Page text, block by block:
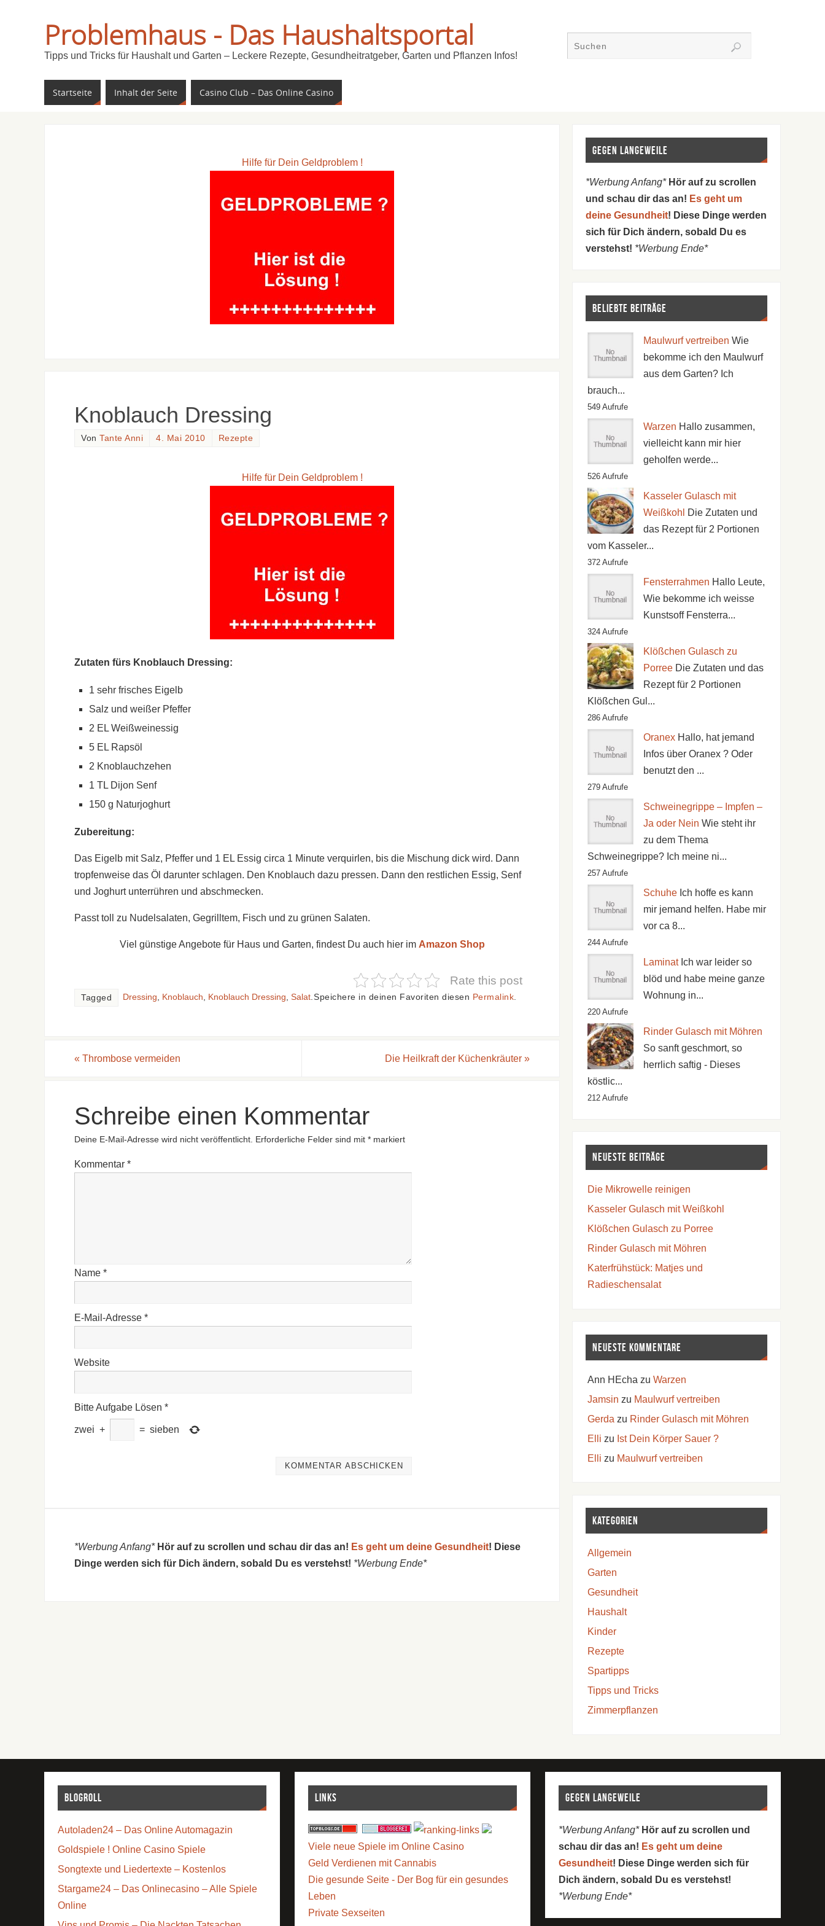
Problemhaus - Das Haushaltsportal
Tipps und Tricks für Haushalt und Garten – Leckere Rezepte, Gesundheitratgeber, Garten und Pflanzen Infos!
Startseite Inhalt der Seite Casino Club – Das Online Casino
Hilfe für Dein Geldproblem !
Knoblauch Dressing
Von Tante Anni 4. Mai 2010 Rezepte
Hilfe für Dein Geldproblem !
Zutaten fürs Knoblauch Dressing:
1 sehr frisches Eigelb
Salz und weißer Pfeffer
2 EL Weißweinessig
5 EL Rapsöl
2 Knoblauchzehen
1 TL Dijon Senf
150 g Naturjoghurt
Zubereitung:
Das Eigelb mit Salz, Pfeffer und 1 EL Essig circa 1 Minute verquirlen, bis die Mischung dick wird. Dann
tropfenweise das Öl darunter schlagen. Den Knoblauch dazu pressen. Dann den restlichen Essig, Senf
und Joghurt unterrühren und abschmecken.
Passt toll zu Nudelsalaten, Gegrilltem, Fisch und zu grünen Salaten.
Viel günstige Angebote für Haus und Garten, findest Du auch hier im Amazon Shop
Rate this post
Tagged Dressing Knoblauch Knoblauch Dressing Salat Speichere in deinen Favoriten diesen Permalink
« Thrombose vermeiden Die Heilkraft der Küchenkräuter »
Schreibe einen Kommentar
Deine E-Mail-Adresse wird nicht veröffentlicht. Erforderliche Felder sind mit * markiert
Kommentar *
Name *
E-Mail-Adresse *
Website
Bitte Aufgabe Lösen *
zwei + = sieben
*Werbung Anfang* Hör auf zu scrollen und schau dir das an! Es geht um deine Gesundheit! Diese
Dinge werden sich für Dich ändern, sobald Du es verstehst! *Werbung Ende*
Gegen Langeweile
*Werbung Anfang* Hör auf zu scrollen
und schau dir das an! Es geht um
deine Gesundheit! Diese Dinge werden
sich für Dich ändern, sobald Du es
verstehst! *Werbung Ende*
Beliebte Beiträge
Maulwurf vertreiben Wie
bekomme ich den Maulwurf
aus dem Garten? Ich
brauch...
549 Aufrufe
Warzen Hallo zusammen,
vielleicht kann mir hier
geholfen werde...
526 Aufrufe
Kasseler Gulasch mit
Weißkohl
Die Zutaten und
das Rezept für 2 Portionen
vom Kasseler...
372 Aufrufe
Fensterrahmen Hallo Leute,
Wie bekomme ich weisse
Kunstsoff Fensterra...
324 Aufrufe
Klößchen Gulasch zu
Porree Die Zutaten und das
Rezept für 2 Portionen
Klößchen Gul...
286 Aufrufe
Oranex Hallo, hat jemand
Infos über Oranex ? Oder
benutzt den ...
279 Aufrufe
Schweinegrippe – Impfen –
Ja oder Nein Wie steht ihr
zu dem Thema
Schweinegrippe? Ich meine ni...
257 Aufrufe
Schuhe Ich hoffe es kann
mir jemand helfen. Habe mir
vor ca 8...
244 Aufrufe
Laminat Ich war leider so
blöd und habe meine ganze
Wohnung in...
220 Aufrufe
Rinder Gulasch mit Möhren
So sanft geschmort, so
herrlich saftig - Dieses
köstlic...
212 Aufrufe
Neueste Beiträge
Die Mikrowelle reinigen
Kasseler Gulasch mit Weißkohl
Klößchen Gulasch zu Porree
Rinder Gulasch mit Möhren
Katerfrühstück: Matjes und
Radieschensalat
Neueste Kommentare
Ann HEcha zu Warzen
Jamsin zu Maulwurf vertreiben
Gerda zu Rinder Gulasch mit Möhren
Elli zu Ist Dein Körper Sauer ?
Elli zu Maulwurf vertreiben
Kategorien
Allgemein
Garten
Gesundheit
Haushalt
Kinder
Rezepte
Spartipps
Tipps und Tricks
Zimmerpflanzen
Blogroll
Autoladen24 – Das Online Automagazin
Goldspiele ! Online Casino Spiele
Songtexte und Liedertexte – Kostenlos
Stargame24 – Das Onlinecasino – Alle Spiele
Online
Links
Viele neue Spiele im Online Casino
Geld Verdienen mit Cannabis
Die gesunde Seite - Der Bog für ein gesundes
Leben
Private Sexseiten
Gegen Langeweile
*Werbung Anfang* Hör auf zu scrollen und
schau dir das an! Es geht um deine
Gesundheit! Diese Dinge werden sich für
Dich ändern, sobald Du es verstehst!
*Werbung Ende*